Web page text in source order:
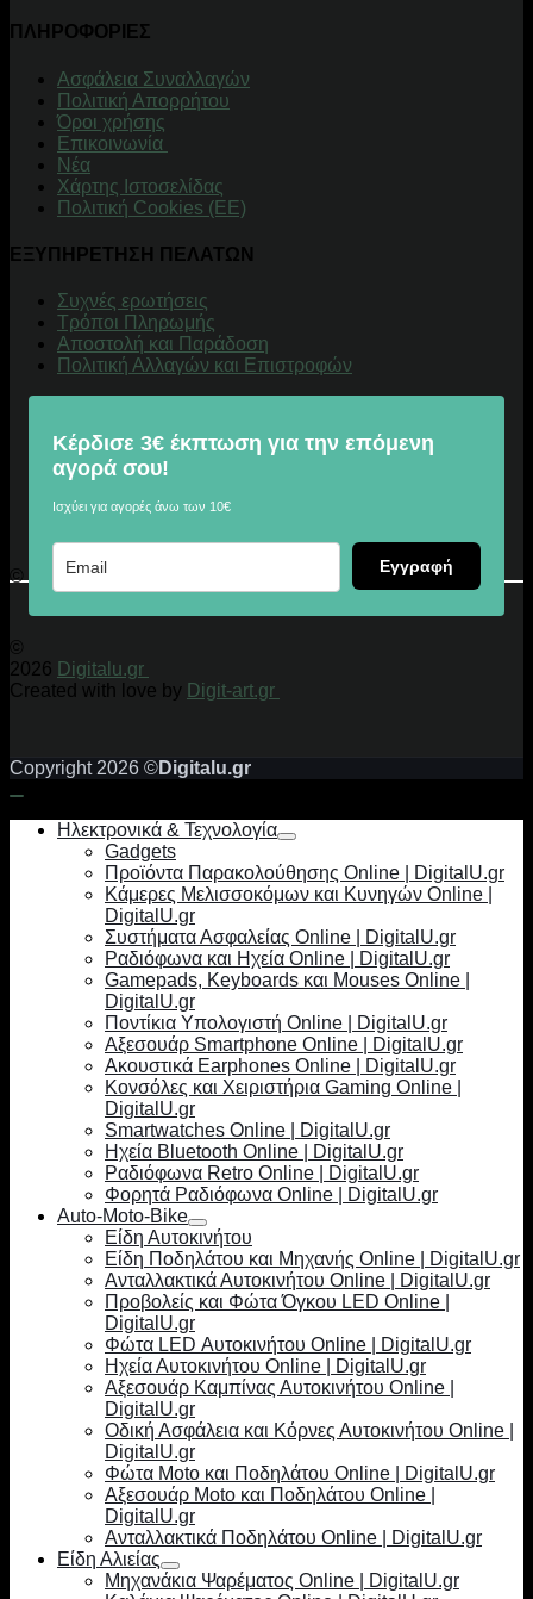
ΠΛΗΡΟΦΟΡΙΕΣ
Aσφάλεια Συναλλαγών
Πολιτική Απορρήτου
Όροι χρήσης
Επικοινωνία
Νέα
Χάρτης Ιστοσελίδας
Πολιτική Cookies (ΕΕ)
ΕΞΥΠΗΡΕΤΗΣΗ ΠΕΛΑΤΩΝ
Συχνές ερωτήσεις
Τρόποι Πληρωμής
Αποστολή και Παράδοση
Πολιτική Αλλαγών και Επιστροφών
Κέρδισε 3€ έκπτωση για την επόμενη
αγορά σου!
Ισχύει για αγορές άνω των 10€
Εγγραφή
© 2026 Digitalu.gr
©
2026 Digitalu.gr
Created with love by Digit-art.gr
Copyright 2026 ©Digitalu.gr
Ηλεκτρονικά & Τεχνολογία
Gadgets
Προϊόντα Παρακολούθησης Online | DigitalU.gr
Κάμερες Μελισσοκόμων και Κυνηγών Online |
DigitalU.gr
Συστήματα Ασφαλείας Online | DigitalU.gr
Ραδιόφωνα και Ηχεία Online | DigitalU.gr
Gamepads, Keyboards και Mouses Online |
DigitalU.gr
Ποντίκια Υπολογιστή Online | DigitalU.gr
Αξεσουάρ Smartphone Online | DigitalU.gr
Ακουστικά Earphones Online | DigitalU.gr
Κονσόλες και Χειριστήρια Gaming Online |
DigitalU.gr
Smartwatches Online | DigitalU.gr
Ηχεία Bluetooth Online | DigitalU.gr
Ραδιόφωνα Retro Online | DigitalU.gr
Φορητά Ραδιόφωνα Online | DigitalU.gr
Auto-Moto-Bike
Είδη Αυτοκινήτου
Είδη Ποδηλάτου και Μηχανής Online | DigitalU.gr
Ανταλλακτικά Αυτοκινήτου Online | DigitalU.gr
Προβολείς και Φώτα Όγκου LED Online |
DigitalU.gr
Φώτα LED Αυτοκινήτου Online | DigitalU.gr
Ηχεία Αυτοκινήτου Online | DigitalU.gr
Αξεσουάρ Καμπίνας Αυτοκινήτου Online |
DigitalU.gr
Οδική Ασφάλεια και Κόρνες Αυτοκινήτου Online |
DigitalU.gr
Φώτα Moto και Ποδηλάτου Online | DigitalU.gr
Αξεσουάρ Moto και Ποδηλάτου Online |
DigitalU.gr
Ανταλλακτικά Ποδηλάτου Online | DigitalU.gr
Είδη Αλιείας
Μηχανάκια Ψαρέματος Online | DigitalU.gr